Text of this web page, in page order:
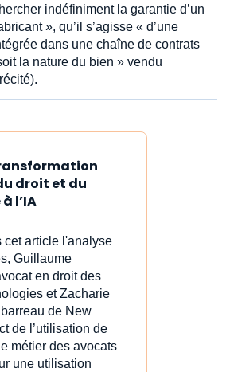
indéfiniment la garantie d’un
», qu’il s’agisse « d’une
dans une chaîne de contrats
la nature du bien » vendu
droit et du
l’IA
cet article l'analyse
Guillaume
en droit des
et Zacharie
de New
de l’utilisation de
métier des avocats
une utilisation